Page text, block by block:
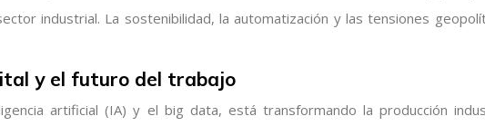
industrial. La sostenibilidad, la automatización y las tensiones
y el futuro del trabajo
artificial (IA) y el big data, está transformando la producción